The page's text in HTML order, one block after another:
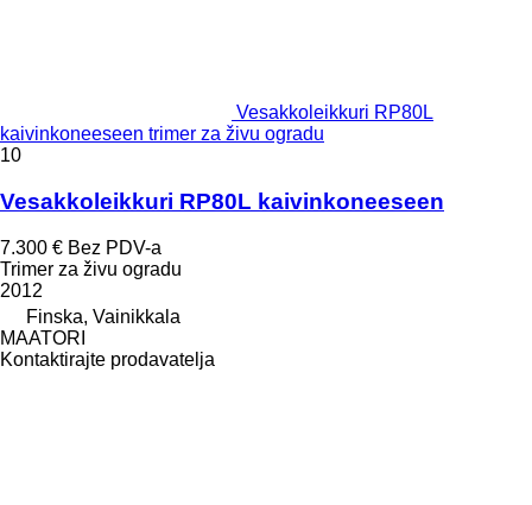
Vesakkoleikkuri RP80L
kaivinkoneeseen trimer za živu ogradu
10
Vesakkoleikkuri RP80L kaivinkoneeseen
7.300 € Bez PDV-a
Trimer za živu ogradu
2012
Finska, Vainikkala
MAATORI
Kontaktirajte prodavatelja